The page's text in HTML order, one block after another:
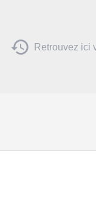
 Retrouvez ici